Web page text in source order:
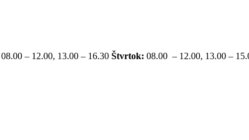
08.00 – 12.00, 13.00 – 16.30 Štvrtok: 08.00 – 12.00, 13.00 –